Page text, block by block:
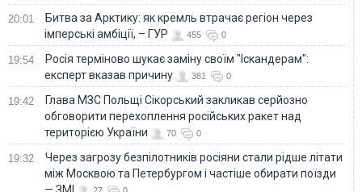
20:01
Битва за Арктику: як кремль втрачає регіон через
імперські амбіції, – ГУР
455 0
19:54
Росія терміново шукає заміну своїм "Іскандерам":
експерт вказав причину
381 0
19:42
Глава МЗС Польщі Сікорський закликав серйозно
обговорити перехоплення російських ракет над
територією України
70 0
19:32
Через загрозу безпілотників росіяни стали рідше літати
між Москвою та Петербургом і частіше обирати поїзди